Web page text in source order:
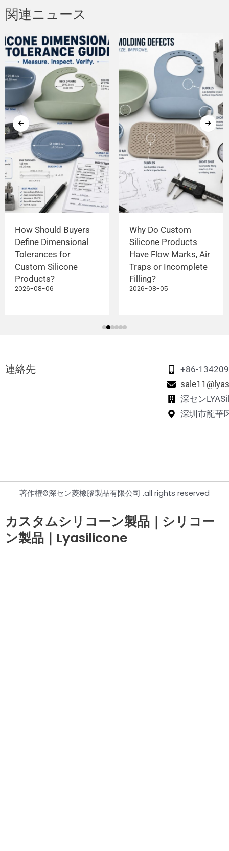
関連ニュース
How Should Buyers
Define Dimensional
Tolerances for
Custom Silicone
Products?
2026-08-06
Why Do Custom
Silicone Products
Have Flow Marks, Air
Traps or Incomplete
Filling?
2026-08-05
連絡先
+86-
深セン
深圳市龍華
著作権©深セン菱橡膠製品有限公司 .all rights reserved
カスタムシリコーン製品｜シリコー
ン製品｜Lyasilicone